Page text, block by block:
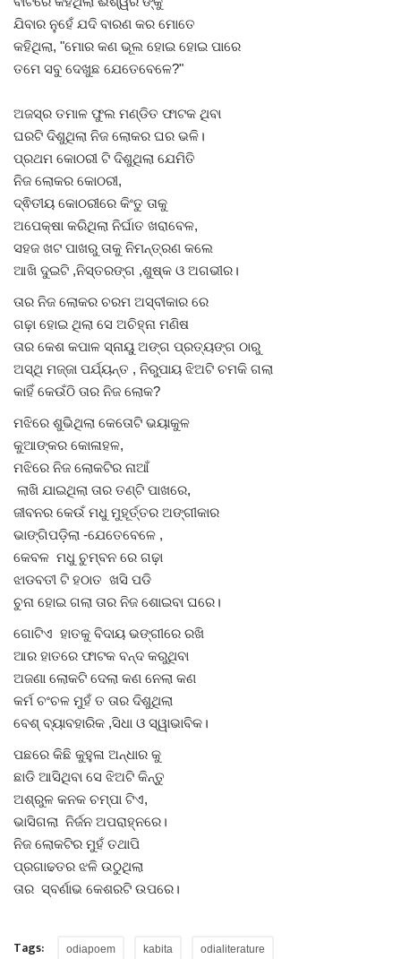
ଯିବାର ନୁହେଁ ଯଦି ବାରଣ କର ମୋତେ
କହିଥିଲା, "ମୋର କଣ ଭୂଲ ହୋଇ ହୋଇ ପାରେ
ତମେ ସବୁ ଦେଖୁଛ ଯେତେବେଳେ?"
ଅଜସ୍ର ତମାଳ ଫୁଲ ମଣ୍ଡିତ ଫାଟକ ଥିବା
ଘରଟି ଦିଶୁଥିଲା ନିଜ ଲୋକର ଘର ଭଳି।
ପ୍ରଥମ କୋଠରୀ ଟି ଦିଶୁଥିଲା ଯେମିତି
ନିଜ ଲୋକର କୋଠରୀ,
ଦ୍ଵିତୀୟ କୋଠରୀରେ କିଂତୁ ତାକୁ
ଅପେକ୍ଷା କରିଥିଲା ନିର୍ଘାତ ଖରାବେଳ,
ସହଜ ଖଟ ପାଖରୁ ତାକୁ ନିମନ୍ତ୍ରଣ କଲେ
ଆଖି ଦୁଇଟି ,ନିସ୍ତରଙ୍ଗ ,ଶୁଷ୍କ ଓ ଅଗଭୀର।
ତାର ନିଜ ଲୋକର ଚରମ ଅସ୍ବୀକାର ରେ
ଗଢ଼ା ହୋଇ ଥିଲା ସେ ଅଚିହ୍ନା ମଣିଷ
ତାର କେଶ କପାଳ ସ୍ନାୟୁ ଅଙ୍ଗ ପ୍ରତ୍ୟଙ୍ଗ ଠାରୁ
ଅସ୍ଥି ମଜ୍ଜା ପର୍ଯ୍ୟନ୍ତ , ନିରୁପାୟ ଝିଅଟି ଚମକି ଗଲା
କାହିଁ କେଉଁଠି ତାର ନିଜ ଲୋକ?
ମଝିରେ ଶୁଭିଥିଲା କେତୋଟି ଭୟାକୁଳ
କୁଆଙ୍କର କୋଳାହଳ,
ମଝିରେ ନିଜ ଲୋକଟିର ନାଆଁ
ଲାଖି ଯାଇଥିଲା ତାର ତଣ୍ଟି ପାଖରେ,
ଜୀବନର କେଉଁ ମଧୁ ମୁହୂର୍ତ୍ତର ଅଙ୍ଗୀକାର
ଭାଙ୍ଗିପଡ଼ିଲା -ଯେତେବେଳେ ,
କେବଳ ମଧୁ ଚୁମ୍ବନ ରେ ଗଢ଼ା
ଝାଡବତୀ ଟି ହଠାତ ଖସି ପଡି
ଚୁନା ହୋଇ ଗଲା ତାର ନିଜ ଶୋଇବା ଘରେ।
ଗୋଟିଏ ହାତକୁ ବିଦାୟ ଭଙ୍ଗୀରେ ରଖି
ଆର ହାତରେ ଫାଟକ ବନ୍ଦ କରୁଥିବା
ଅଜଣା ଲୋକଟି ଦେଲା କଣ ନେଲା କଣ
କର୍ମ ଚଂଚଳ ମୁହଁ ତ ତାର ଦିଶୁଥିଲା
ବେଶ୍ ବ୍ୟାବହାରିକ ,ସିଧା ଓ ସ୍ୱାଭାବିକ।
ପଛରେ କିଛି କୁହୁଳା ଅନ୍ଧାର କୁ
ଛାଡି ଆସିଥିବା ସେ ଝିଅଟି କିନ୍ତୁ
ଅଶ୍ରୁଳ କନକ ଚମ୍ପା ଟିଏ,
ଭାସିଗଲା ନିର୍ଜନ ଅପରାହ୍ନରେ।
ନିଜ ଲୋକଟିର ମୁହଁ ତଥାପି
ପ୍ରଗାଢତର ଝଳି ଉଠୁଥିଲା
ତାର ସ୍ବର୍ଣାଭ କେଶରଟି ଉପରେ।
Tags: odiapoem kabita odialiterature